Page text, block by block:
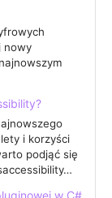
nowy
i korzyści
podjąć się
w C#